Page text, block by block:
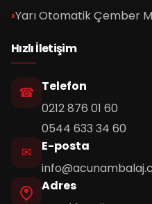
Yarı Otomatik Çember
Hızlı İletişim
Telefon
0212 876 01 60
0544 633 34 60
E-posta
Adres